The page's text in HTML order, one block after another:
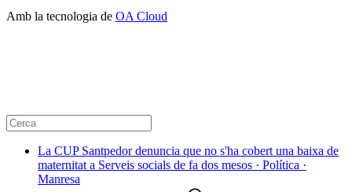
Amb la tecnologia de OA Cloud
La CUP Santpedor denuncia que no s'ha cobert una baixa de
maternitat a Serveis socials de fa dos mesos · Política ·
Manresa